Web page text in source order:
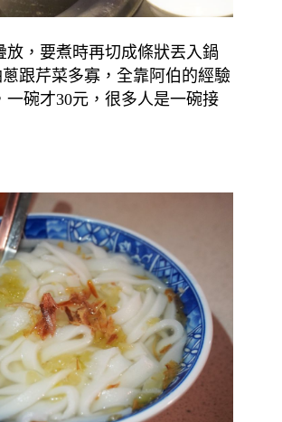
放，要煮時再切成條狀丟入鍋
跟芹菜多寡，全靠阿伯的經驗
一碗才30元，很多人是一碗接